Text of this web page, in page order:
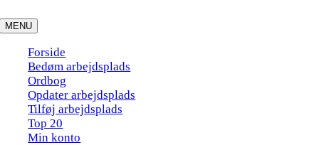
to
content
MENU
Forside
Bedøm arbejdsplads
Ordbog
Opdater arbejdsplads
Tilføj arbejdsplads
Top 20
Min konto